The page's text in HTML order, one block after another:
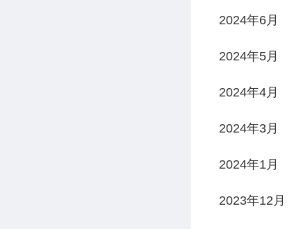
2024年6月
2024年5月
2024年4月
2024年3月
2024年1月
2023年12月